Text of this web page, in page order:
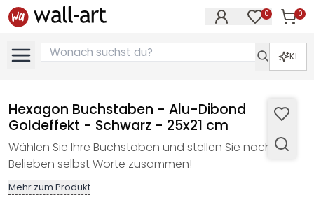
0 0
KI
Hexagon Buchstaben - Alu-Dibond
Goldeffekt - Schwarz - 25x21 cm
Wählen Sie Ihre Buchstaben und stellen Sie nach
Belieben selbst Worte zusammen!
Mehr zum Produkt